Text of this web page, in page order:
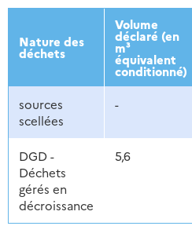
2013 2014
Nature des
déchets
Volume
déclaré (en
m³
équivalent
conditionné)
sources
scellées
-
DGD -
Déchets
gérés en
décroissance
5,6